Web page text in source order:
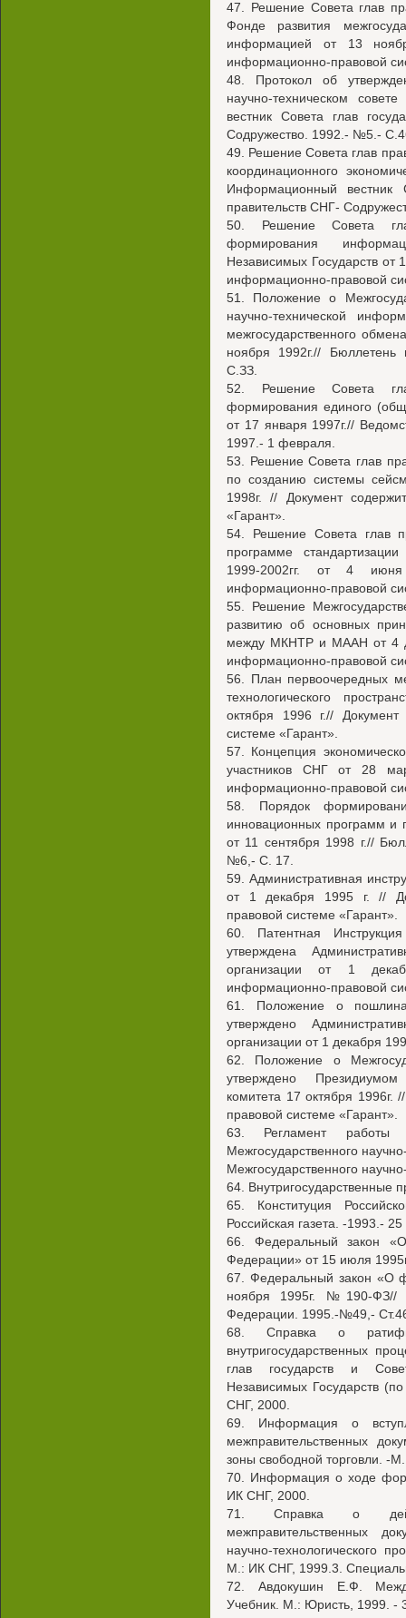
47. Решение Совета глав
Фонде развития
информацией от 13
информационно-правовой
48. Протокол об
научно-техническом
вестник Совета глав
Содружество. 1992.- №5.-
49. Решение Совета глав
координационного
Информационный вестник
правительств СНГ-
50. Решение Совета
формирования
Независимых Государств от
информационно-правовой
51. Положение о
научно-технической
межгосударственного
ноября 1992г.//
С.ЗЗ.
52. Решение Совета
формирования единого
от 17 января 1997г.//
1997.- 1 февраля.
53. Решение Совета глав
по созданию системы
1998г. // Документ
«Гарант».
54. Решение Совета глав
программе
1999-2002гг. от 4
информационно-правовой
55. Решение
развитию об основных
между МКНТР и МААН от 4
информационно-правовой
56. План первоочередных
технологического
октября 1996 г.//
системе «Гарант».
57. Концепция
участников СНГ от 28
информационно-правовой
58. Порядок
инновационных программ и
от 11 сентября 1998 г.//
№6,- С. 17.
59. Административная
от 1 декабря 1995 г. //
правовой системе «Гарант».
60. Патентная
утверждена
организации от 1
информационно-правовой
61. Положение о
утверждено
организации от 1 декабря
62. Положение о
утверждено Президиумом
комитета 17 октября
правовой системе «Гарант».
63. Регламент
Межгосударственного
Межгосударственного
64. Внутригосударственные
65. Конституция
Российская газета. -1993.- 25
66. Федеральный закон «О
Федерации» от 15 июля
67. Федеральный закон «О
ноября 1995г. №190-ФЗ//
Федерации. 1995.-№49,-
68. Справка о
внутригосударственных
глав государств и
Независимых Государств
СНГ, 2000.
69. Информация о
межправительственных
зоны свободной торговли. -
70. Информация о ходе
ИК СНГ, 2000.
71. Справка о
межправительственных
научно-технологического
М.: ИК СНГ, 1999.3.
72. Авдокушин Е.Ф.
Учебник. М.: Юристь, 1999. -